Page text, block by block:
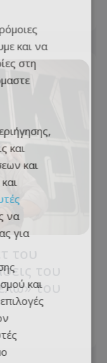
του
του
του
και να
στη
και
και
να
για
και